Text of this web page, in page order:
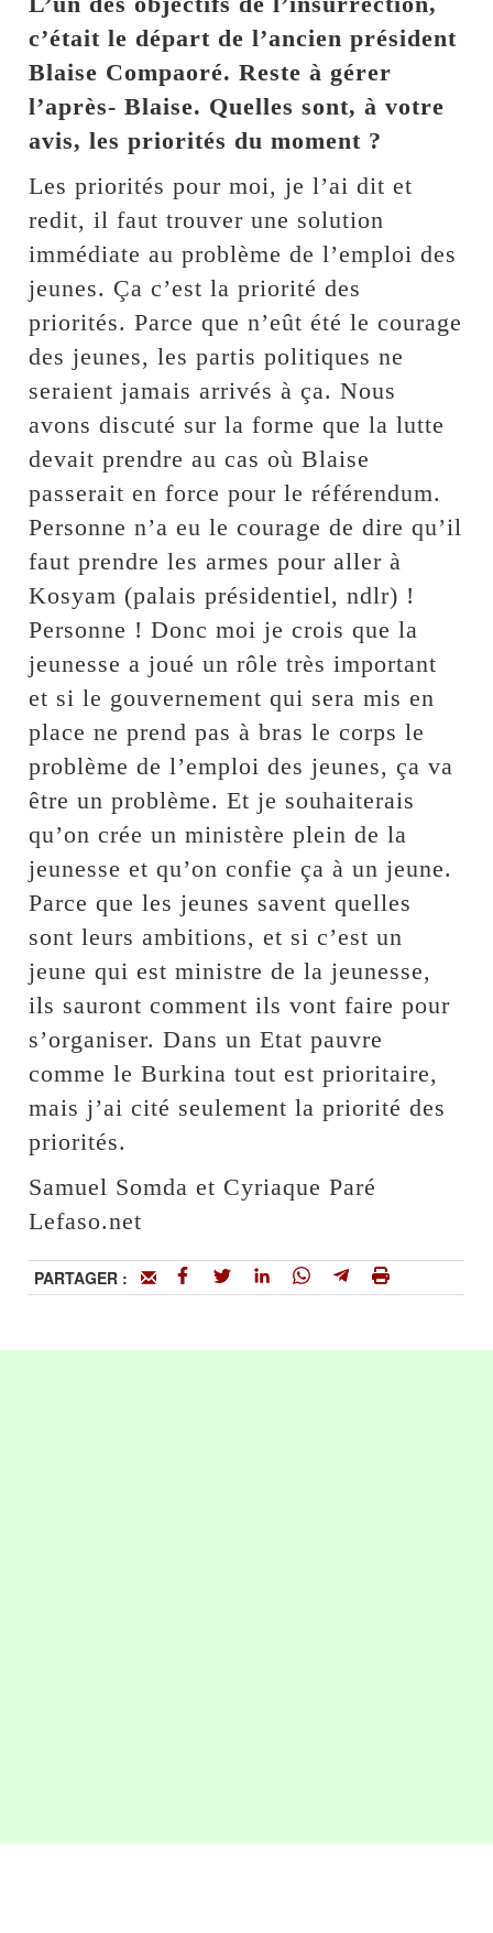
c’était le départ de l’ancien président
Blaise Compaoré. Reste à gérer
l’après- Blaise. Quelles sont, à votre
avis, les priorités du moment ?
Les priorités pour moi, je l’ai dit et
redit, il faut trouver une solution
immédiate au problème de l’emploi des
jeunes. Ça c’est la priorité des
priorités. Parce que n’eût été le courage
des jeunes, les partis politiques ne
seraient jamais arrivés à ça. Nous
avons discuté sur la forme que la lutte
devait prendre au cas où Blaise
passerait en force pour le référendum.
Personne n’a eu le courage de dire qu’il
faut prendre les armes pour aller à
Kosyam (palais présidentiel, ndlr) !
Personne ! Donc moi je crois que la
jeunesse a joué un rôle très important
et si le gouvernement qui sera mis en
place ne prend pas à bras le corps le
problème de l’emploi des jeunes, ça va
être un problème. Et je souhaiterais
qu’on crée un ministère plein de la
jeunesse et qu’on confie ça à un jeune.
Parce que les jeunes savent quelles
sont leurs ambitions, et si c’est un
jeune qui est ministre de la jeunesse,
ils sauront comment ils vont faire pour
s’organiser. Dans un Etat pauvre
comme le Burkina tout est prioritaire,
mais j’ai cité seulement la priorité des
priorités.
Samuel Somda et Cyriaque Paré
Lefaso.net
PARTAGER :